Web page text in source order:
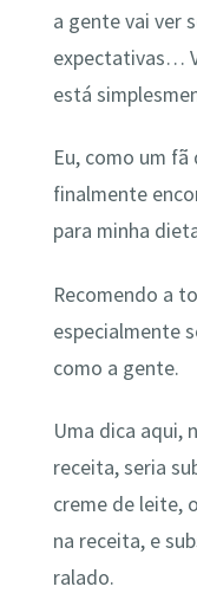
a gente vai ver
expectativas…
está
Eu, como um
finalmente
para minha
Recomendo a
especialmente
como a gente.
Uma dica aqui,
receita, seria
creme de leite,
na receita, e
ralado.